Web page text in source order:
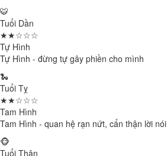
🐯
Tuổi Dần
★★☆☆☆
Tự Hình
Tự Hình - đừng tự gây phiền cho mình
🐍
Tuổi Tỵ
★★☆☆☆
Tam Hình
Tam Hình - quan hệ rạn nứt, cẩn thận lời nói
🐵
Tuổi Thân